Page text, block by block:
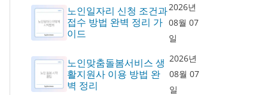
노인일자리 신청 조건과
접수 방법 완벽 정리 가
이드
2026년
08월 07
일
노인맞춤돌봄서비스 생
활지원사 이용 방법 완
벽 정리
2026년
08월 07
일